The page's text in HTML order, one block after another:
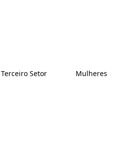
Terceiro Setor Mulheres